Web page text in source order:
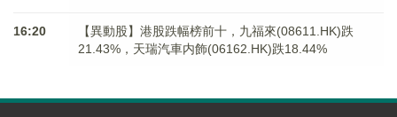
16:20
【異動股】港股跌幅榜前十，九福來(08611.HK)跌
21.43%，天瑞汽車内飾(06162.HK)跌18.44%